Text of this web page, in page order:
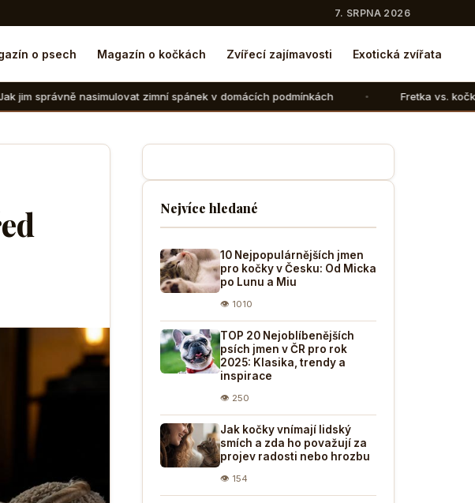
7. SRPNA 2026
o psech Magazín o kočkách Zvířecí zajímavosti Exotická zvířata
zimní spánek v domácích podmínkách Fretka vs. kočka: V čem se liší
Nejvíce hledané
10 Nejpopulárnějších jmen
pro kočky v Česku: Od Micka
po Lunu a Miu
👁 1010
TOP 20 Nejoblíbenějších
psích jmen v ČR pro rok
2025: Klasika, trendy a
inspirace
👁 250
Jak kočky vnímají lidský
smích a zda ho považují za
projev radosti nebo hrozbu
👁 154